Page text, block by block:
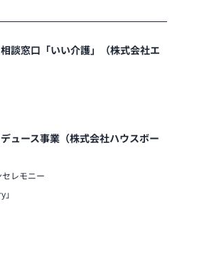
談窓口「いい介護」（株式会社エ
ュース事業（株式会社ハウスボー
レモニー